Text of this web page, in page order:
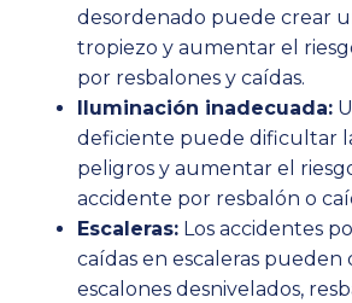
desordenado puede crear
tropiezo y aumentar el
por resbalones y caídas.
Iluminación inadecuada:
deficiente puede dificultar
peligros y aumentar el
accidente por resbalón o
Escaleras: Los accidentes
caídas en escaleras pueden
escalones desnivelados,